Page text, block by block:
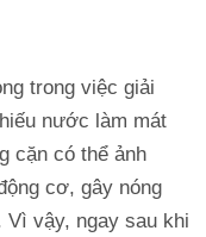
trong việc giải
nước làm mát
cặn có thể ảnh
cơ, gây nóng
vậy, ngay sau khi